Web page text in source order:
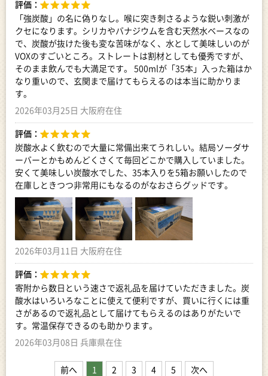
評価：
「強炭酸」の名に偽りなし。喉に突き刺さるような鋭い刺激が
クセになります。シリカやバナジウムを含む天然水ベースなの
で、炭酸が抜けた後も変な苦味がなく、水として美味しいのが
VOXのすごいところ。ストレートは割材としても優秀ですが、
そのまま飲んでも大満足です。 500mlが「35本」入った箱はか
なり重いので、玄関まで届けてもらえるのは本当に助かりま
す。
2026年03月25日 大阪府在住
評価：
炭酸水よく飲むので大量に常備出来てうれしい。結局ソーダサ
ーバーとかもめんどくさくて毎回どこかで購入していました。
安くて美味しい炭酸水でした、35本入りを5箱お願いしたので
在庫しときつつ非常用にもなるのがなおさらグッドです。
2026年03月11日 大阪府在住
評価：
寄附から数日という速さで返礼品を届けていただきました。炭
酸水はいろいろなことに使えて便利ですが、買いに行くには重
さがあるので返礼品として届けてもらえるのはありがたいで
す。常温保存できるのも助かります。
2026年03月08日 兵庫県在住
前へ 1 2 3 4 5 次へ